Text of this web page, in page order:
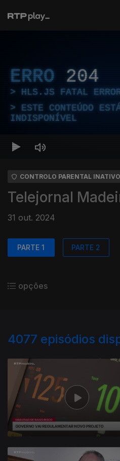
ERRO 204
HLS.JS FATAL
ESTE CONTEÚDO
INDISPONÍVEL
CONTROLO PARENTAL INATIVO
Telejornal
31 out. 2024
PARTE 1 PARTE 2
opções
4077 episódios